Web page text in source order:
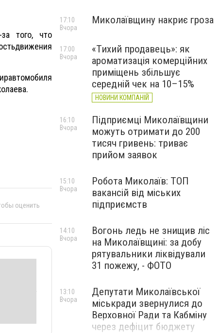
за того, что
движения
автомобиля
оценить
Миколаївщину накриє гроза
17:10
Вчора
«Тихий продавець»: як
ароматизація комерційних
приміщень збільшує
середній чек на 10–15%
НОВИНИ КОМПАНІЙ
17:00
Вчора
Підприємці Миколаївщини
можуть отримати до 200
тисяч гривень: триває
прийом заявок
16:10
Вчора
Робота Миколаїв: ТОП
вакансій від міських
підприємств
15:10
Вчора
Вогонь ледь не знищив ліс
на Миколаївщині: за добу
рятувальники ліквідували
31 пожежу, - ФОТО
14:10
Вчора
Депутати Миколаївської
міськради звернулися до
Верховної Ради та Кабміну
через дефіцит бюджету
13:10
Вчора